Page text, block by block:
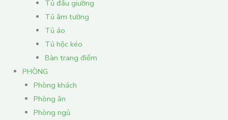
Tủ đầu giường
Tủ âm tường
Tủ áo
Tủ hộc kéo
Bàn trang điểm
PHÒNG
Phòng khách
Phòng ăn
Phòng ngủ